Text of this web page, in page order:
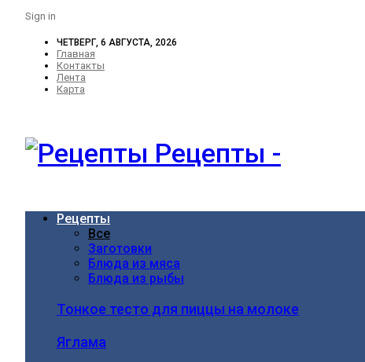
Sign in
ЧЕТВЕРГ, 6 АВГУСТА, 2026
Главная
Контакты
Лента
Карта
Рецепты -
Рецепты
Все
Заготовки
Блюда из мяса
Блюда из рыбы
Тонкое тесто для пиццы на молоке
Яглама